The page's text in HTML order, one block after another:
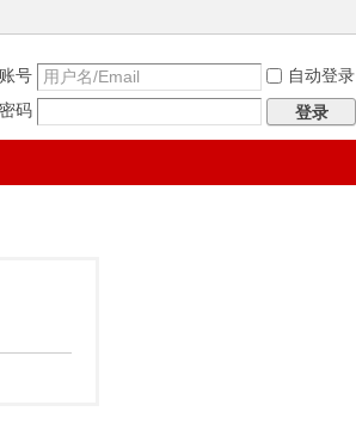
账号 自动登录
密码
登录